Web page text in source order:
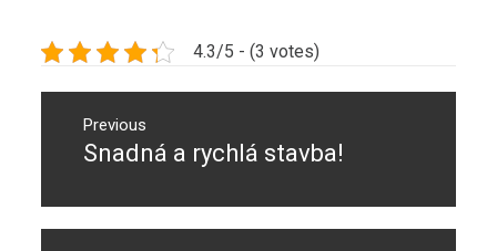
4.3/5 - (3 votes)
Navigace
příspěvek
Previous
Previous
Snadná a rychlá stavba!